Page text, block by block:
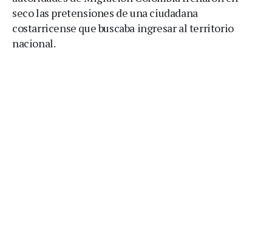
seco las pretensiones de una ciudadana
costarricense que buscaba ingresar al territorio
nacional.